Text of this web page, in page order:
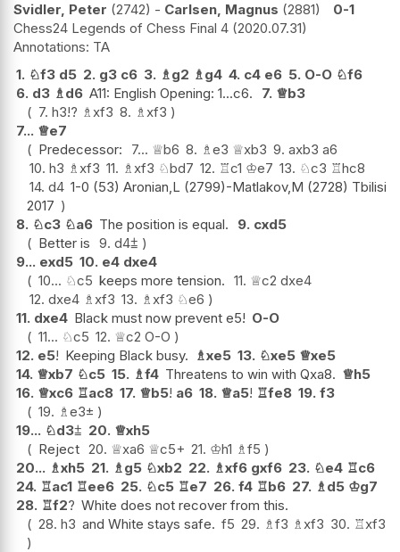
Svidler, Peter 2742 - Carlsen, Magnus 2881
0-1
Chess24 Legends of Chess Final 4 2020.07.31
TA
1. ♘f3 d5 2. g3 c6 3. ♗g2 ♗g4 4. c4 e6 5. O-O ♘f6
6. d3 ♗d6 A11: English Opening: 1...c6. 7. ♕b3
7. h3!? ♗xf3 8. ♗xf3
7... ♕e7
Predecessor:
7... ♕b6 8. ♗e3 ♕xb3 9. axb3 a6
10. h3 ♗xf3 11. ♗xf3 ♘bd7 12. ♖c1 ♔e7 13. ♘c3 ♖hc8
14. d4 1-0 (53) Aronian,L (2799)-Matlakov,M (2728) Tbilisi
2017
8. ♘c3 ♘a6 The position is equal. 9. cxd5
Better is 9. d4⩲
9... exd5 10. e4 dxe4
10... ♘c5 keeps more tension. 11. ♕c2 dxe4
12. dxe4 ♗xf3 13. ♗xf3 ♘e6
11. dxe4 Black must now prevent e5! O-O
11... ♘c5 12. ♕c2 O-O
12. e5! Keeping Black busy. ♗xe5 13. ♘xe5 ♕xe5
14. ♕xb7 ♘c5 15. ♗f4 Threatens to win with Qxa8. ♕h5
16. ♕xc6 ♖ac8 17. ♕b5! a6 18. ♕a5! ♖fe8 19. f3
19. ♗e3±
19... ♘d3⩲ 20. ♕xh5
Reject 20. ♕xa6 ♕c5+ 21. ♔h1 ♗f5
20... ♗xh5 21. ♗g5 ♘xb2 22. ♗xf6 gxf6 23. ♘e4 ♖c6
24. ♖ac1 ♖ee6 25. ♘c5 ♖e7 26. f4 ♖b6 27. ♗d5 ♔g7
28. ♖f2? White does not recover from this.
28. h3 and White stays safe. f5 29. ♗f3 ♗xf3 30. ♖xf3